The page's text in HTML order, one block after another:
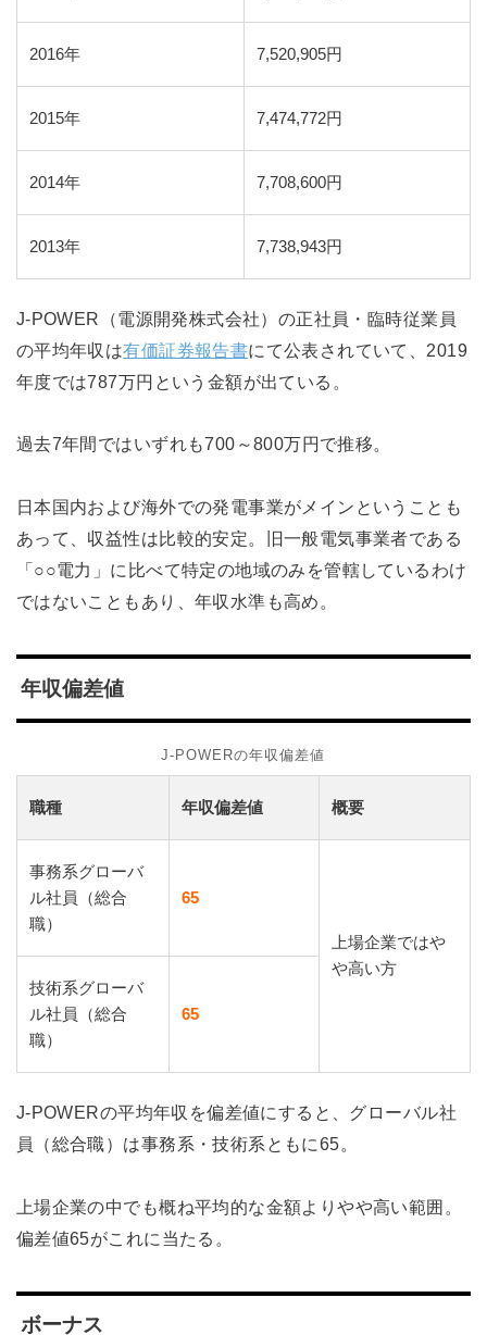
2016年 7,520,905円
2015年 7,474,772円
2014年 7,708,600円
2013年 7,738,943円
J-POWER（電源開発株式会社）の正社員・臨時従業員
の平均年収は有価証券報告書にて公表されていて、2019
年度では787万円という金額が出ている。
過去7年間ではいずれも700～800万円で推移。
日本国内および海外での発電事業がメインということも
あって、収益性は比較的安定。旧一般電気事業者である
「○○電力」に比べて特定の地域のみを管轄しているわけ
ではないこともあり、年収水準も高め。
年収偏差値
J-POWERの年収偏差値
職種 年収偏差値 概要
事務系グローバ
ル社員（総合
職）
65
上場企業ではや
や高い方
技術系グローバ
ル社員（総合
職）
65
J-POWERの平均年収を偏差値にすると、グローバル社
員（総合職）は事務系・技術系ともに65。
上場企業の中でも概ね平均的な金額よりやや高い範囲。
偏差値65がこれに当たる。
ボーナス